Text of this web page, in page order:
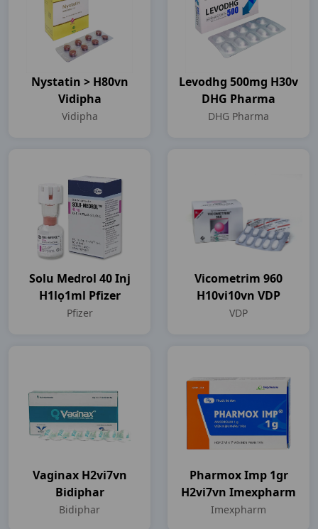
Nystatin > H80vn
Vidipha
Vidipha
Levodhg 500mg H30v
DHG Pharma
DHG Pharma
Solu Medrol 40 Inj
H1lọ1ml Pfizer
Pfizer
Vicometrim 960
H10vi10vn VDP
VDP
Vaginax H2vi7vn
Bidiphar
Bidiphar
Pharmox Imp 1gr
H2vi7vn Imexpharm
Imexpharm